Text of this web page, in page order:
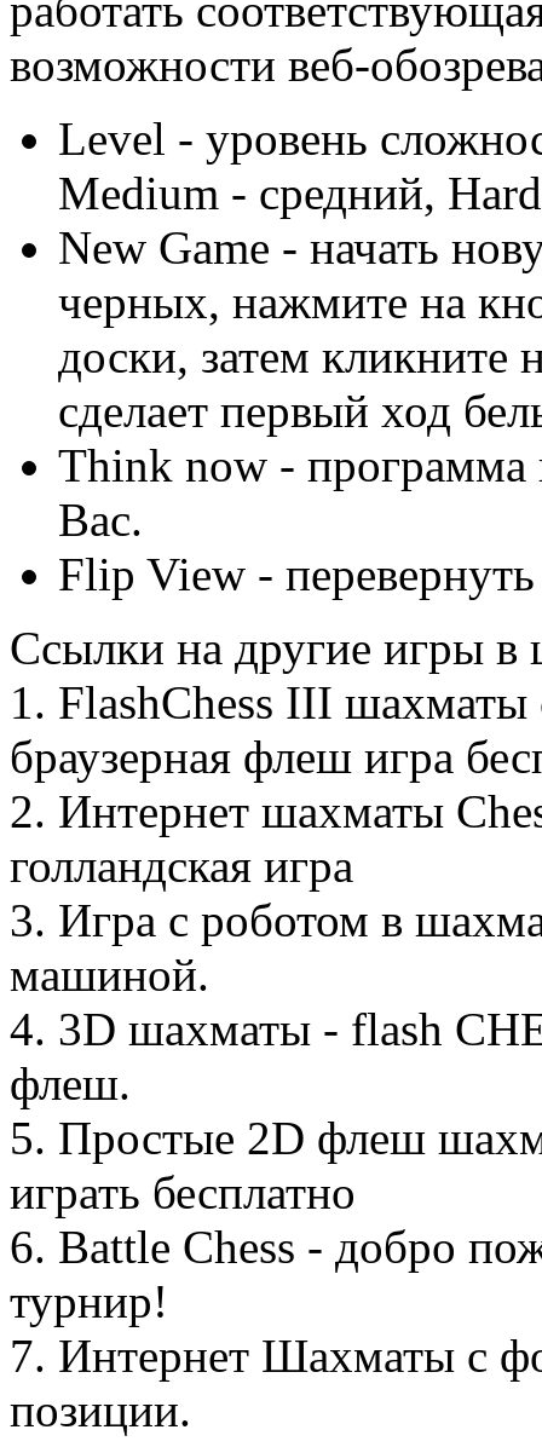
работать
возможности веб-
Level - уровень
Medium - средний,
New Game - начать
черных, нажмите на
доски, затем
сделает первый ход
Think now - программа
Вас.
Flip View - перевернуть
Ссылки на другие игры
1. FlashChess III
браузерная флеш игра
2. Интернет шахматы
голландская игра
3. Игра с роботом в
машиной.
4. 3D шахматы - flash
флеш.
5. Простые 2D флеш
играть бесплатно
6. Battle Chess - добро
турнир!
7. Интернет Шахматы с
позиции.